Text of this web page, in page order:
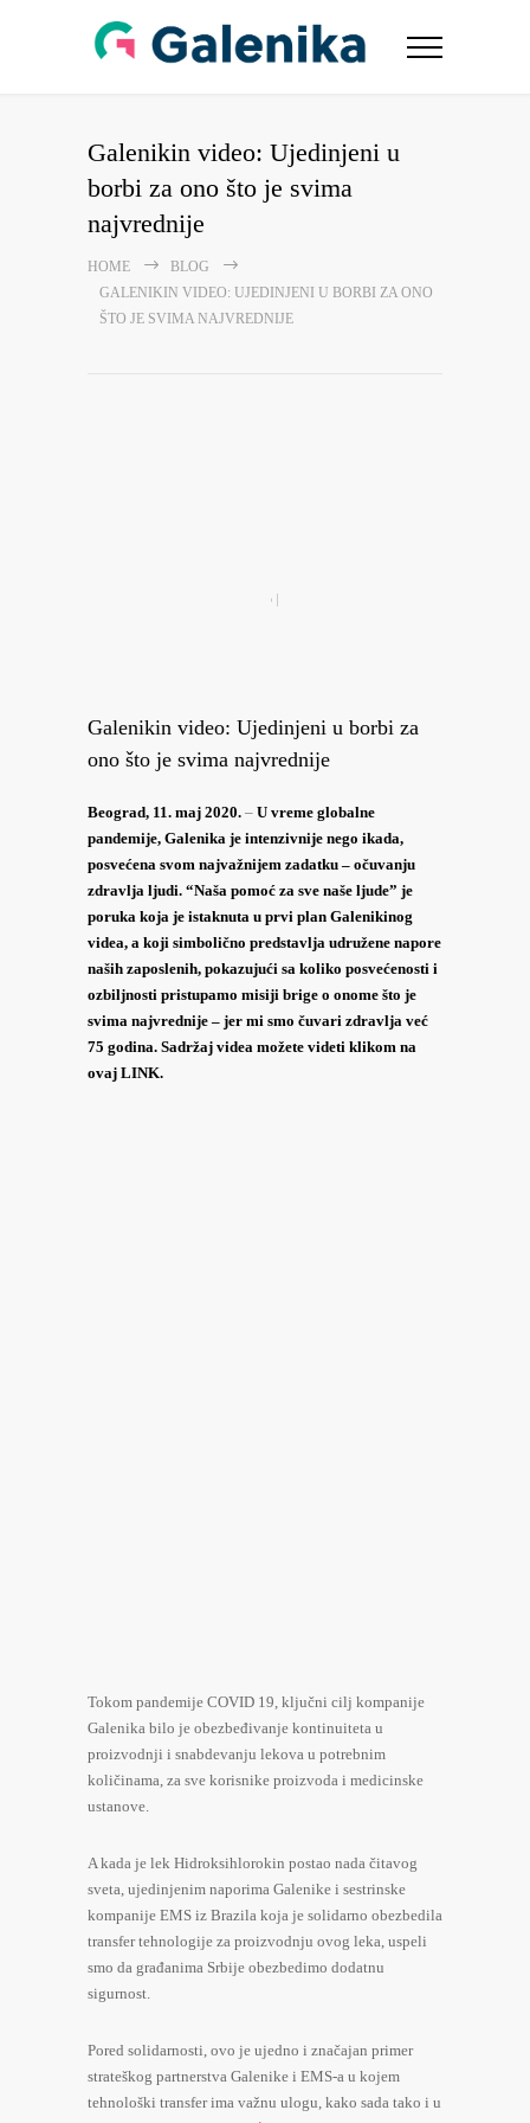
Galenikin video: Ujedinjeni u
borbi za ono što je svima
najvrednije
HOME
BLOG
GALENIKIN VIDEO: UJEDINJENI U BORBI ZA ONO
ŠTO JE SVIMA NAJVREDNIJE
Galenikin video: Ujedinjeni u borbi za
ono što je svima najvrednije
Beograd, 11. maj 2020. – U vreme globalne
pandemije, Galenika je intenzivnije nego ikada,
posvećena svom najvažnijem zadatku – očuvanju
zdravlja ljudi. “Naša pomoć za sve naše ljude” je
poruka koja je istaknuta u prvi plan Galenikinog
videa, a koji simbolično predstavlja udružene napore
naših zaposlenih, pokazujući sa koliko posvećenosti i
ozbiljnosti pristupamo misiji brige o onome što je
svima najvrednije – jer mi smo čuvari zdravlja već
75 godina. Sadržaj videa možete videti klikom na
ovaj LINK.
Tokom pandemije COVID 19, ključni cilj kompanije
Galenika bilo je obezbeđivanje kontinuiteta u
proizvodnji i snabdevanju lekova u potrebnim
količinama, za sve korisnike proizvoda i medicinske
ustanove.
A kada je lek Hidroksihlorokin postao nada čitavog
sveta, ujedinjenim naporima Galenike i sestrinske
kompanije EMS iz Brazila koja je solidarno obezbedila
transfer tehnologije za proizvodnju ovog leka, uspeli
smo da građanima Srbije obezbedimo dodatnu
sigurnost.
Pored solidarnosti, ovo je ujedno i značajan primer
strateškog partnerstva Galenike i EMS-a u kojem
tehnološki transfer ima važnu ulogu, kako sada tako i u